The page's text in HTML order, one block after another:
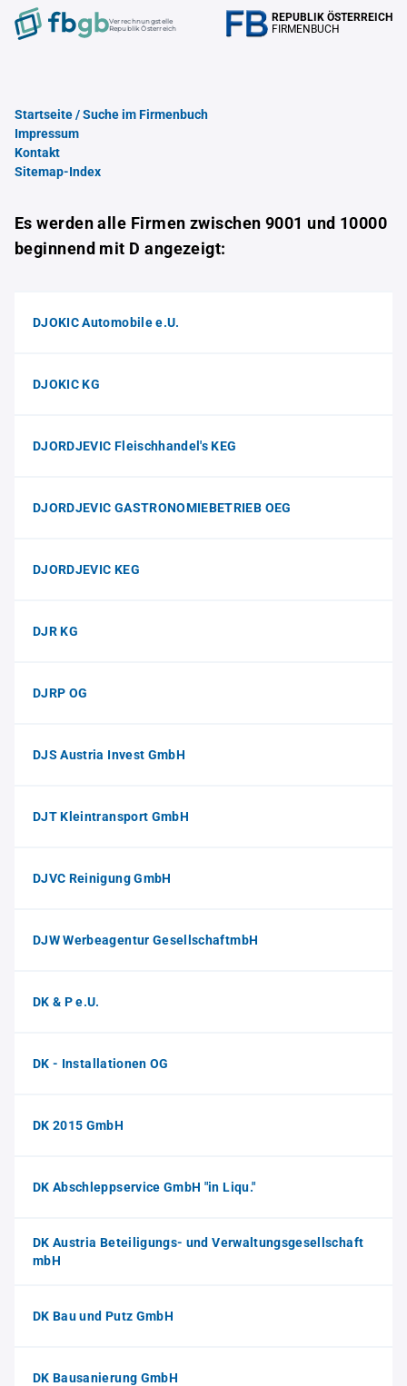
Verrechnungstelle
Republik Österreich
REPUBLIK ÖSTERREICH
FIRMENBUCH
Startseite / Suche im Firmenbuch
Impressum
Kontakt
Sitemap-Index
Es werden alle Firmen zwischen 9001 und 10000
beginnend mit D angezeigt:
DJOKIC Automobile e.U.
DJOKIC KG
DJORDJEVIC Fleischhandel's KEG
DJORDJEVIC GASTRONOMIEBETRIEB OEG
DJORDJEVIC KEG
DJR KG
DJRP OG
DJS Austria Invest GmbH
DJT Kleintransport GmbH
DJVC Reinigung GmbH
DJW Werbeagentur GesellschaftmbH
DK & P e.U.
DK - Installationen OG
DK 2015 GmbH
DK Abschleppservice GmbH "in Liqu."
DK Austria Beteiligungs- und Verwaltungsgesellschaft
mbH
DK Bau und Putz GmbH
DK Bausanierung GmbH